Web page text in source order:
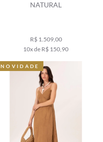
NATURAL
R$ 1.509,00
10x de R$ 150,90
NOVIDADE